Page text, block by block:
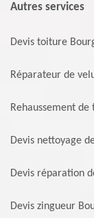
Autres services
Devis toiture
Réparateur de
Rehaussement
Devis nettoyage
Devis réparation
Devis zingueur